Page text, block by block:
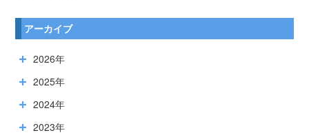
アーカイブ
2026年
2025年
2024年
2023年